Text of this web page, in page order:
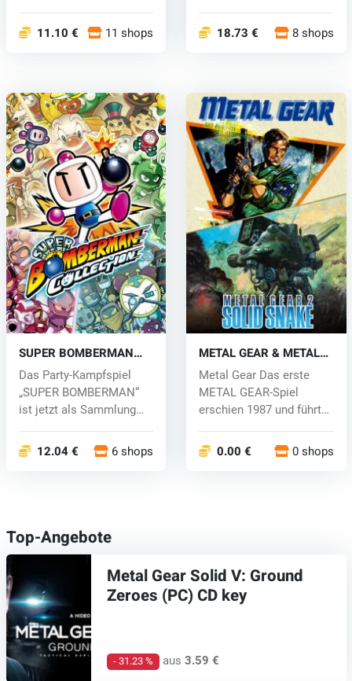
11.10 € 11 shops 18.73 € 8 shops
SUPER BOMBERMAN
COLLECTION (PC) key
Das Party-Kampfspiel
„SUPER BOMBERMAN“
ist jetzt als Sammlung
12.04 € 6 shops
METAL GEAR & METAL
GEAR 2: Solid Snake (PC)
key
Metal Gear Das erste
METAL GEAR-Spiel
erschien 1987 und führte
0.00 € 0 shops
Top-Angebote
Metal Gear Solid V: Ground
Zeroes (PC) CD key
- 31.23 % aus3.59 €